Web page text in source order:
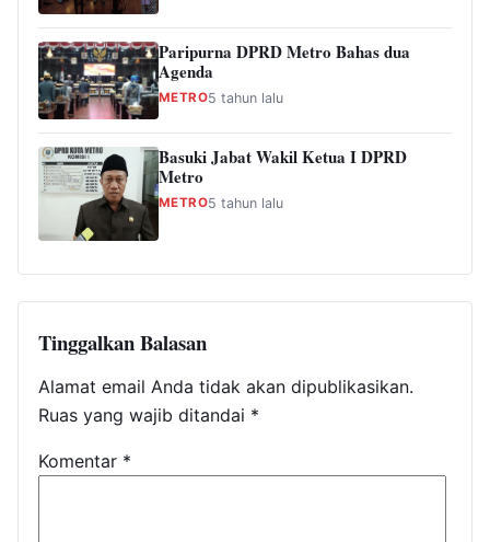
Paripurna DPRD Metro Bahas dua
Agenda
METRO5 tahun lalu
Basuki Jabat Wakil Ketua I DPRD
Metro
METRO5 tahun lalu
Tinggalkan Balasan
Alamat email Anda tidak akan dipublikasikan.
Ruas yang wajib ditandai *
Komentar *